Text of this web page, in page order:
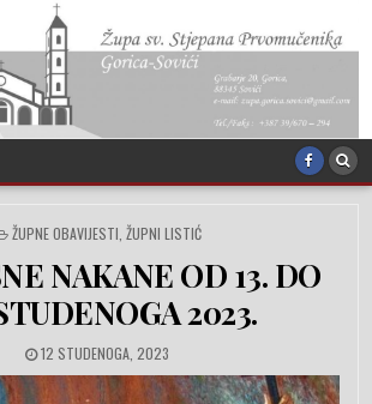
POSTED IN
ŽUPNE OBAVIJESTI, ŽUPNI LISTIĆ
NAKANE OD 13. DO
2023.
PUBLISHED DATE:
12 STUDENOGA, 2023